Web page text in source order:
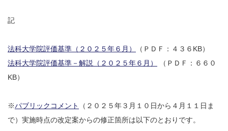
記
法科大学院評価基準（２０２５年６月）
（ＰＤＦ：４３６KB）
法科大学院評価基準－解説（２０２５年６月）
（ＰＤＦ：６６０
KB）
※パブリックコメント
（２０２５年３月１０日から４月１１日ま
で）実施時点の改定案からの修正箇所は以下のとおりです。